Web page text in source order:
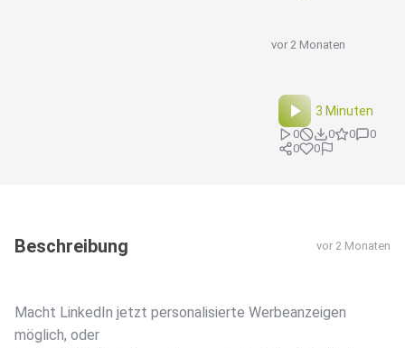
vor 2 Monaten
3 Minuten
0 0 0
0
0
0
Beschreibung vor 2 Monaten
Macht LinkedIn jetzt personalisierte Werbeanzeigen
möglich, oder